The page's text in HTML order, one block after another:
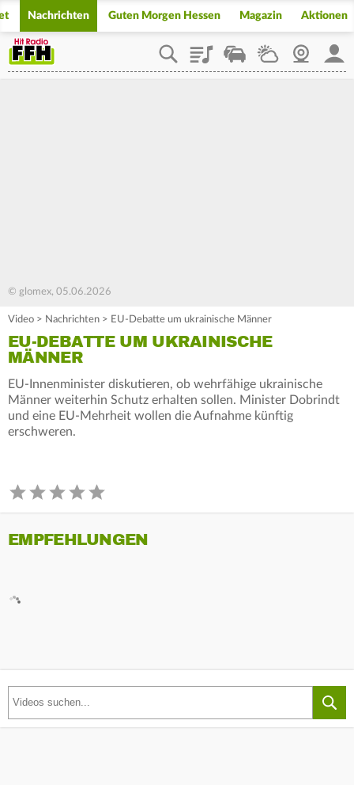
Nachrichten Guten Morgen Hessen Magazin Aktionen
PlaylistStaupilotWetterWebcam
© glomex, 05.06.2026
Video > Nachrichten > EU-Debatte um ukrainische Männer
EU-DEBATTE UM UKRAINISCHE
MÄNNER
EU-Innenminister diskutieren, ob wehrfähige ukrainische
Männer weiterhin Schutz erhalten sollen. Minister Dobrindt
und eine EU-Mehrheit wollen die Aufnahme künftig
erschweren.
EMPFEHLUNGEN